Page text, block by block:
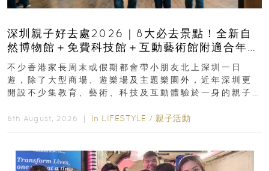
深圳親子好去處2026｜8大必去景點！全新自
然博物館＋免費科技館＋互動藝術館附適合年
齡、交通、門票、開放時間
不少香港家長周末或假期都會帶小朋友北上深圳一日
遊，除了大型商場、遊樂場及主題樂園外，近年深圳更
開設不少集教育、藝術、科技及互動體驗於一身的親子
6th August, 2026 ｜ In LIFESTYLE / 親子活動